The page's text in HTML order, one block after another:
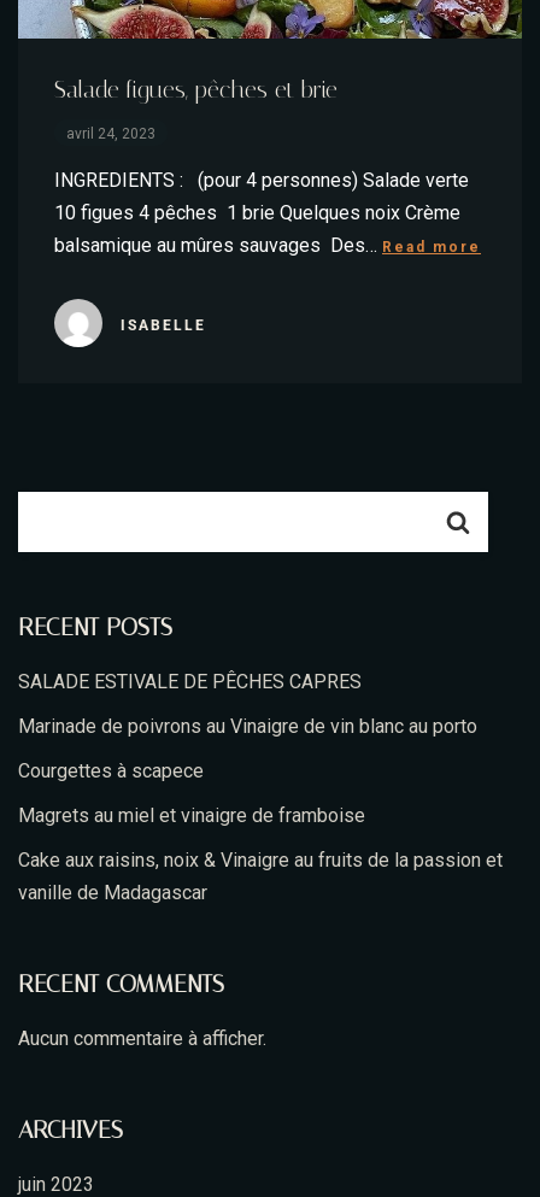
Salade figues, pêches et brie
avril 24, 2023
INGREDIENTS : (pour 4 personnes) Salade verte
10 figues 4 pêches 1 brie Quelques noix Crème
balsamique au mûres sauvages Des… Read more
ISABELLE
RECENT POSTS
SALADE ESTIVALE DE PÊCHES CAPRES
Marinade de poivrons au Vinaigre de vin blanc au porto
Courgettes à scapece
Magrets au miel et vinaigre de framboise
Cake aux raisins, noix & Vinaigre au fruits de la passion et
vanille de Madagascar
RECENT COMMENTS
Aucun commentaire à afficher.
ARCHIVES
juin 2023